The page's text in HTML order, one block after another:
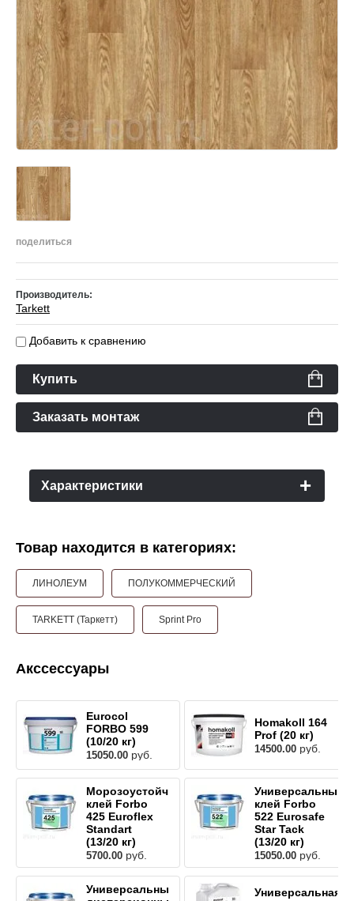
поделиться
Производитель:
Tarkett
Добавить к сравнению
Купить
Заказать монтаж
Характеристики
Товар находится в категориях:
ЛИНОЛЕУМ ПОЛУКОММЕРЧЕСКИЙ
TARKETT (Таркетт) Sprint Pro
Акссессуары
Eurocol
FORBO 599
(10/20 кг)
15050.00 руб.
Homakoll 164
Prof (20 кг)
14500.00 руб.
Морозоустойчивый
клей Forbo
425 Euroflex
Standart
(13/20 кг)
5700.00 руб.
Универсальный
клей Forbo
522 Eurosafe
Star Tack
(13/20 кг)
15050.00 руб.
Универсальный
Универсальная